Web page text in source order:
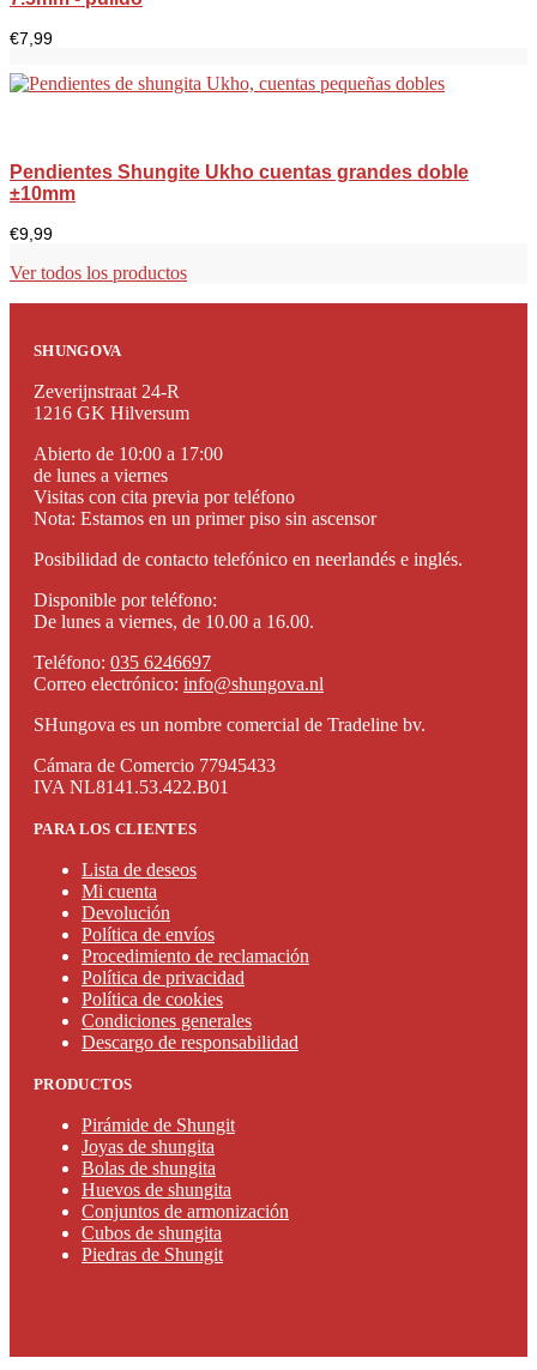
€7,99
Pendientes Shungite Ukho cuentas grandes doble
±10mm
€9,99
Ver todos los productos
SHUNGOVA
Zeverijnstraat 24-R
1216 GK Hilversum
Abierto de 10:00 a 17:00
de lunes a viernes
Visitas con cita previa por teléfono
Nota: Estamos en un primer piso sin ascensor
Posibilidad de contacto telefónico en neerlandés e inglés.
Disponible por teléfono:
De lunes a viernes, de 10.00 a 16.00.
Teléfono: 035 6246697
Correo electrónico: info@shungova.nl
SHungova es un nombre comercial de Tradeline bv.
Cámara de Comercio 77945433
IVA NL8141.53.422.B01
PARA LOS CLIENTES
Lista de deseos
Mi cuenta
Devolución
Política de envíos
Procedimiento de reclamación
Política de privacidad
Política de cookies
Condiciones generales
Descargo de responsabilidad
PRODUCTOS
Pirámide de Shungit
Joyas de shungita
Bolas de shungita
Huevos de shungita
Conjuntos de armonización
Cubos de shungita
Piedras de Shungit